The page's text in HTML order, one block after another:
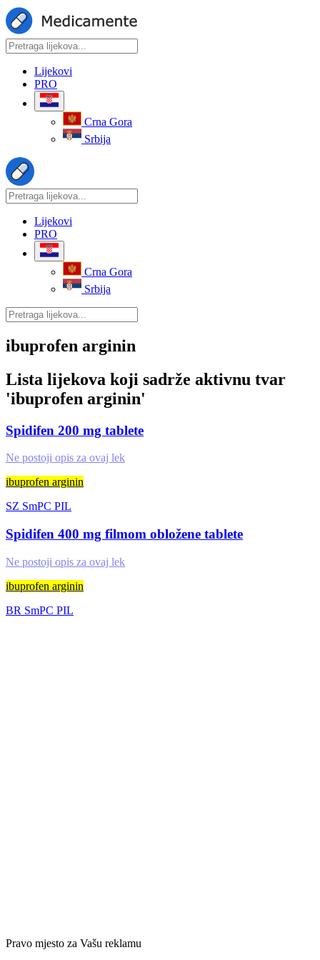
Lijekovi
PRO
Crna Gora
Srbija
Lijekovi
PRO
Crna Gora
Srbija
ibuprofen arginin
Lista lijekova koji sadrže aktivnu tvar
'ibuprofen arginin'
Spidifen 200 mg tablete
Ne postoji opis za ovaj lek
ibuprofen arginin
SZ SmPC PIL
Spidifen 400 mg filmom obložene tablete
Ne postoji opis za ovaj lek
ibuprofen arginin
BR SmPC PIL
Pravo mjesto za Vašu reklamu